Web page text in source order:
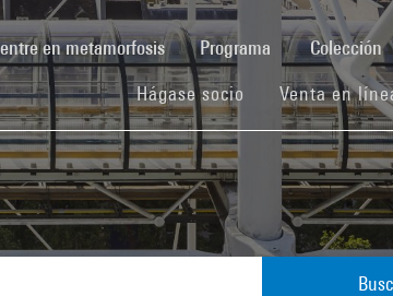
en metamorfosis(current)Programa Colección
Hágase socio (current)
Venta en